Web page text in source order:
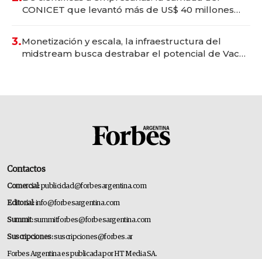
CONICET que levantó más de US$ 40 millones
3.Monetización y escala, la infraestructura del
midstream busca destrabar el potencial de Vaca
Contactos
Comercial:publicidad@forbesargentina.com
Editorial:info@forbesargentina.com
Summit:summitforbes@forbesargentina.com
Suscripciones:suscripciones@forbes.ar
Forbes Argentina es publicada por HT Media SA.